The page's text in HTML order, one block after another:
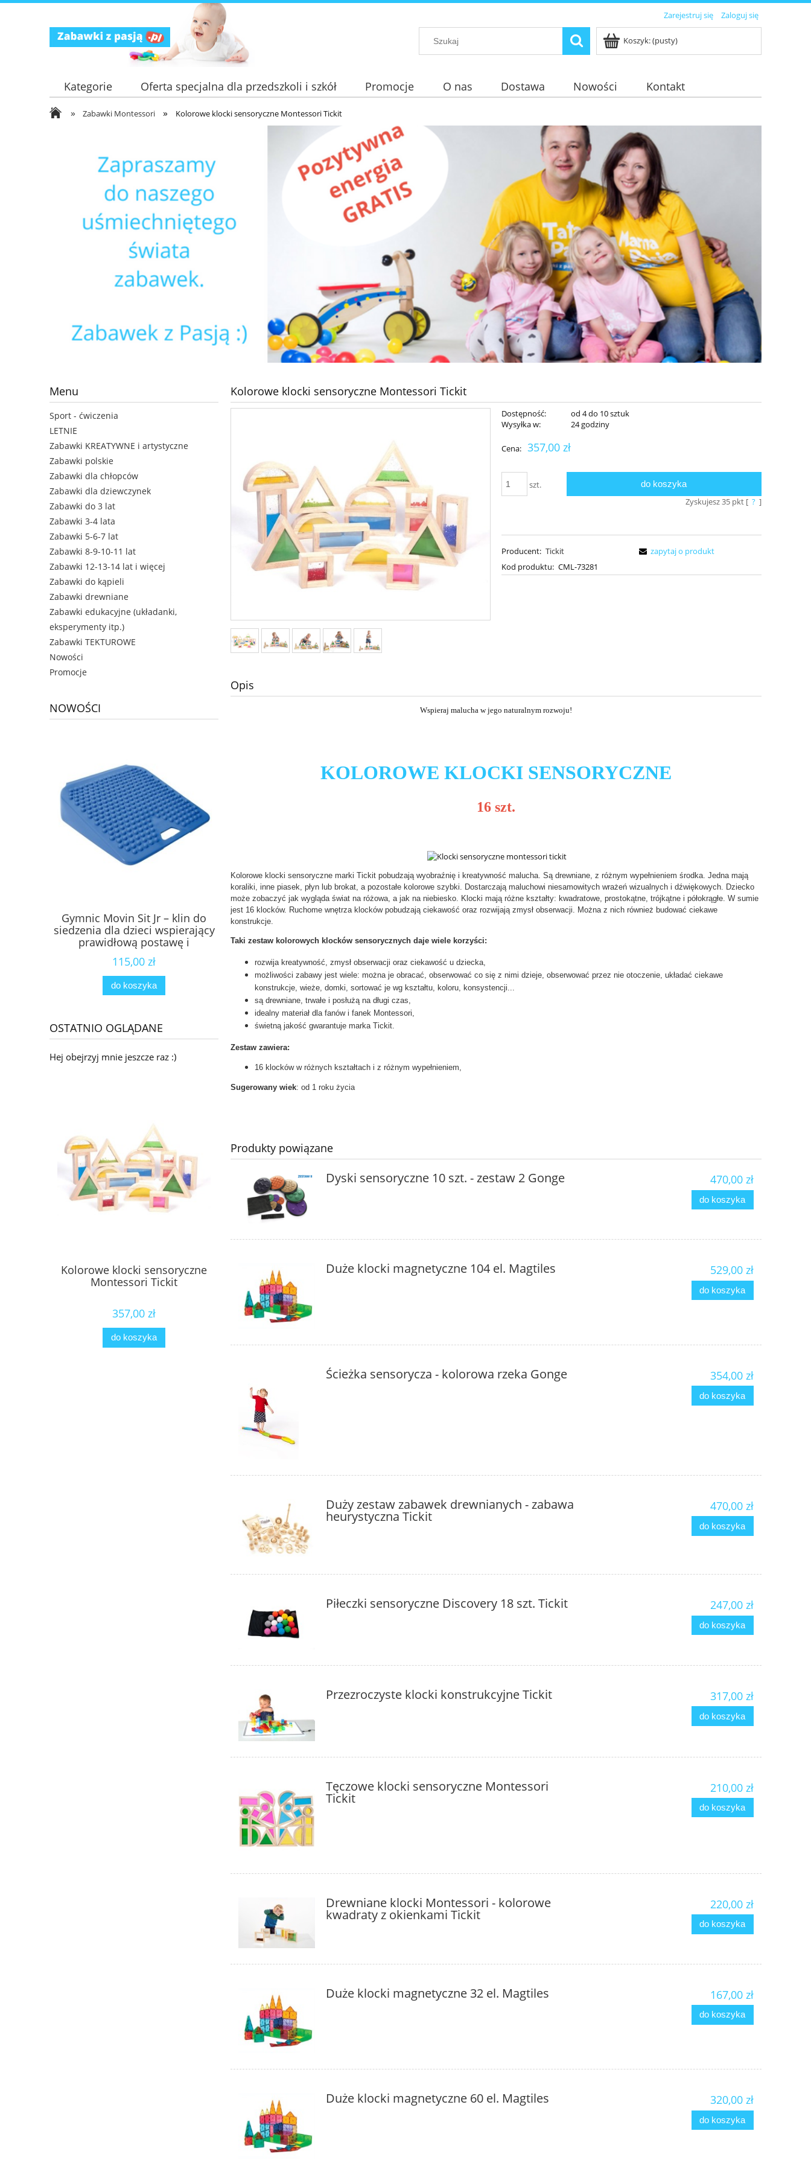
Zarejestruj się Zaloguj się
Koszyk:(pusty)
Kategorie Oferta specjalna dla przedszkoli i szkół Promocje O nas Dostawa Nowości Kontakt
» Zabawki Montessori » Kolorowe klocki sensoryczne Montessori Tickit
Menu
Sport - ćwiczenia
LETNIE
Zabawki KREATYWNE i artystyczne
Zabawki polskie
Zabawki dla chłopców
Zabawki dla dziewczynek
Zabawki do 3 lat
Zabawki 3-4 lata
Zabawki 5-6-7 lat
Zabawki 8-9-10-11 lat
Zabawki 12-13-14 lat i więcej
Zabawki do kąpieli
Zabawki drewniane
Zabawki edukacyjne (układanki,
eksperymenty itp.)
Zabawki TEKTUROWE
Nowości
Promocje
NOWOŚCI
Gymnic Movin Sit Jr – klin do
siedzenia dla dzieci wspierający
prawidłową postawę i
koncentrację
115,00 zł
do koszyka
Piłka sensoryczna przezroczysta z
koralikami 35 cm – do integracji
sensorycznej i terapii SI
160,00 zł
do koszyka
Piłka olbrzymia Mega Ball –
aktywności grupowych 180 cm
800,00 zł
do koszyka
OSTATNIO OGLĄDANE
Hej obejrzyj mnie jeszcze raz :)
Kolorowe klocki sensoryczne
Montessori Tickit
357,00 zł
do koszyka
Kolorowe klocki sensoryczne Montessori Tickit
Dostępność:
od 4 do 10 sztuk
Wysyłka w:
24 godziny
Cena: 357,00 zł
szt. do koszyka
Zyskujesz35pkt [ ? ]
Producent: Tickit
Kod produktu: CML-73281
zapytaj o produkt
Opis
Wspieraj malucha w jego naturalnym rozwoju!
KOLOROWE KLOCKI SENSORYCZNE
16 szt.
Kolorowe klocki sensoryczne marki Tickit pobudzają wyobraźnię i kreatywność malucha. Są drewniane, z różnym wypełnieniem środka. Jedna mają
koraliki, inne piasek, płyn lub brokat, a pozostałe kolorowe szybki. Dostarczają maluchowi niesamowitych wrażeń wizualnych i dźwiękowych. Dziecko
może zobaczyć jak wygląda świat na różowa, a jak na niebiesko. Klocki mają różne kształty: kwadratowe, prostokątne, trójkątne i półokrągłe. W sumie
jest 16 klocków. Ruchome wnętrza klocków pobudzają ciekawość oraz rozwijają zmysł obserwacji. Można z nich również budować ciekawe
konstrukcje.
Taki zestaw kolorowych klocków sensorycznych daje wiele korzyści:
rozwija kreatywność, zmysł obserwacji oraz ciekawość u dziecka,
możliwości zabawy jest wiele: można je obracać, obserwować co się z nimi dzieje, obserwować przez nie otoczenie, układać ciekawe
konstrukcje, wieże, domki, sortować je wg kształtu, koloru, konsystencji...
są drewniane, trwałe i posłużą na długi czas,
idealny materiał dla fanów i fanek Montessori,
świetną jakość gwarantuje marka Tickit.
Zestaw zawiera:
16 klocków w różnych kształtach i z różnym wypełnieniem,
Sugerowany wiek: od 1 roku życia
Produkty powiązane
Dyski sensoryczne 10 szt. - zestaw 2 Gonge 470,00 zł
do koszyka
Duże klocki magnetyczne 104 el. Magtiles 529,00 zł
do koszyka
Ścieżka sensorycza - kolorowa rzeka Gonge 354,00 zł
do koszyka
Duży zestaw zabawek drewnianych - zabawa
heurystyczna Tickit
470,00 zł
do koszyka
Piłeczki sensoryczne Discovery 18 szt. Tickit 247,00 zł
do koszyka
Przezroczyste klocki konstrukcyjne Tickit 317,00 zł
do koszyka
Tęczowe klocki sensoryczne Montessori
Tickit
210,00 zł
do koszyka
Drewniane klocki Montessori - kolorowe
kwadraty z okienkami Tickit
220,00 zł
do koszyka
Duże klocki magnetyczne 32 el. Magtiles 167,00 zł
do koszyka
Duże klocki magnetyczne 60 el. Magtiles 320,00 zł
do koszyka